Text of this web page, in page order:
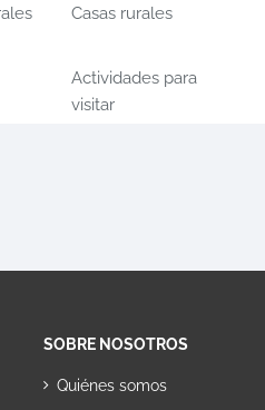
Casas rurales
Actividades para
visitar
SOBRE NOSOTROS
Quiénes somos